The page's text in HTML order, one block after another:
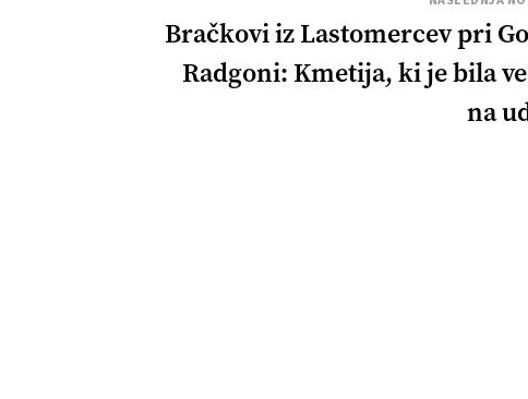
Bračkovi iz Lastomercev pri
Radgoni: Kmetija, ki je bila
na